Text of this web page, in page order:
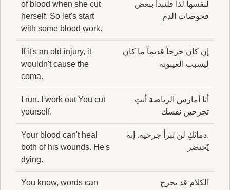
لنفسها لذا فلنبدأ ببعض
فحوصات الدم
of blood when she cut
herself. So let's start
with some blood work.
إن كان جرحاً قديماً ما كان
ليسبب الغيبوبة
If it's an old injury, it
wouldn't cause the
coma.
أنا أمارس الرياضة أنتِ
تجرحين نفسك
I run. I work out You cut
yourself.
.دمائكِ لن تبرأ جرحيه. إنه
يُحتضر
Your blood can't heal
both of his wounds. He's
dying.
الكلام قد يجرح
You know, words can